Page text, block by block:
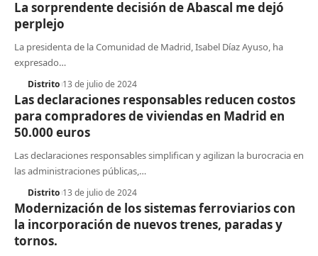
La sorprendente decisión de Abascal me dejó
perplejo
La presidenta de la Comunidad de Madrid, Isabel Díaz Ayuso, ha
expresado…
Distrito 13 de julio de 2024
Las declaraciones responsables reducen costos
para compradores de viviendas en Madrid en
50.000 euros
Las declaraciones responsables simplifican y agilizan la burocracia en
las administraciones públicas,…
Distrito 13 de julio de 2024
Modernización de los sistemas ferroviarios con
la incorporación de nuevos trenes, paradas y
tornos.